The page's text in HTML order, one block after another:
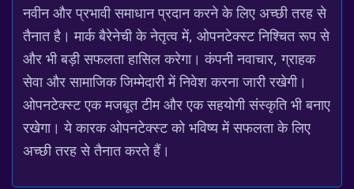
नवीन और प्रभावी समाधान प्रदान करने के लिए अच्छी तरह से
तैनात है। मार्क बैरेनेची के नेतृत्व में, ओपनटेक्स्ट निश्चित रूप से
और भी बड़ी सफलता हासिल करेगा। कंपनी नवाचार, ग्राहक
सेवा और सामाजिक जिम्मेदारी में निवेश करना जारी रखेगी।
ओपनटेक्स्ट एक मजबूत टीम और एक सहयोगी संस्कृति भी बनाए
रखेगा। ये कारक ओपनटेक्स्ट को भविष्य में सफलता के लिए
अच्छी तरह से तैनात करते हैं।